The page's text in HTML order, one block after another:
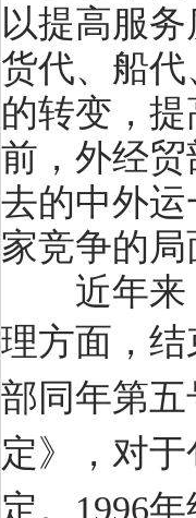
以提高服
货代、船
的转变，
前，外经
去的中外
家竞争的局
近年来，
理方面，结
部同年第
定》，对
定。1996